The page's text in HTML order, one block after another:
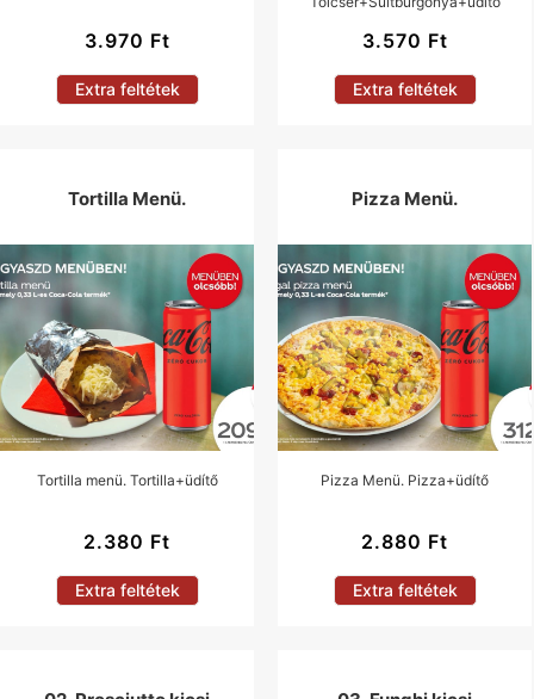
3.970 Ft
Extra feltétek
3.570 Ft
Extra feltétek
Tortilla Menü.
Tortilla menü. Tortilla+üdítő
2.380 Ft
Extra feltétek
Pizza Menü.
Pizza Menü. Pizza+üdítő
2.880 Ft
Extra feltétek